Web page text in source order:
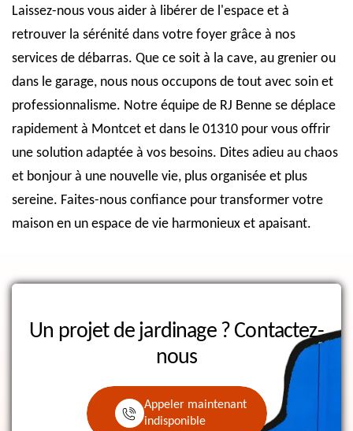
Laissez-nous vous aider à libérer de l'espace et à
retrouver la sérénité dans votre foyer grâce à nos
services de débarras. Que ce soit à la cave, au grenier ou
dans le garage, nous nous occupons de tout avec soin et
professionnalisme. Notre équipe de RJ Benne se déplace
rapidement à Montcet et dans le 01310 pour vous offrir
une solution adaptée à vos besoins. Dites adieu au chaos
et bonjour à une nouvelle vie, plus organisée et plus
sereine. Faites-nous confiance pour transformer votre
maison en un espace de vie harmonieux et apaisant.
Un projet de jardinage ? Contactez-
nous
Appeler maintenant
indisponible